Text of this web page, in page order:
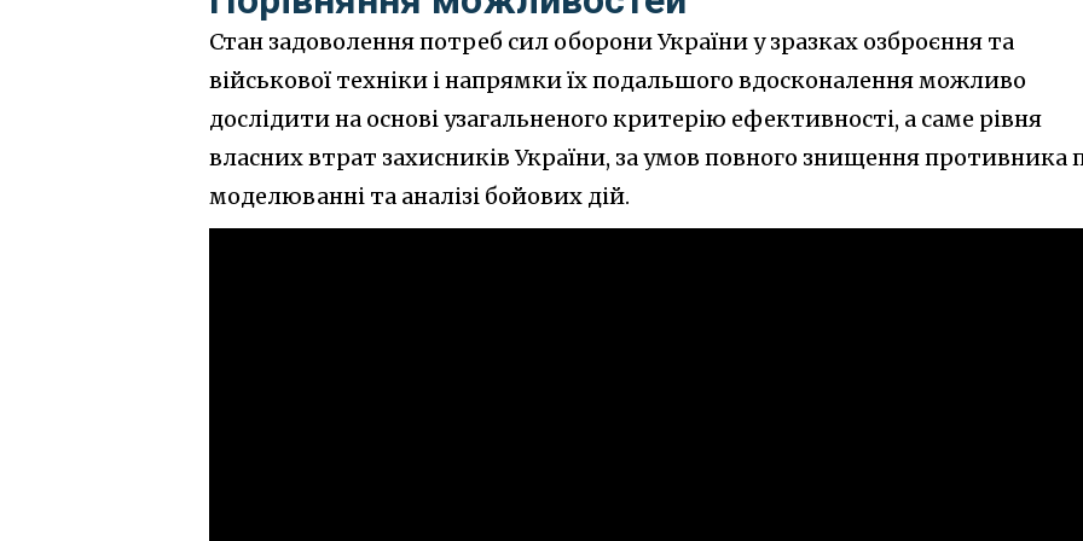
Стан задоволення потреб сил оборони України у зразках озброєння та
військової техніки і напрямки їх подальшого вдосконалення можливо
дослідити на основі узагальненого критерію ефективності, а саме рівня
власних втрат захисників України, за умов повного знищення противника
моделюванні та аналізі бойових дій.